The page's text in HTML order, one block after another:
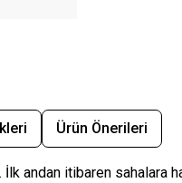
Ürün Önerileri
andan itibaren sahalara